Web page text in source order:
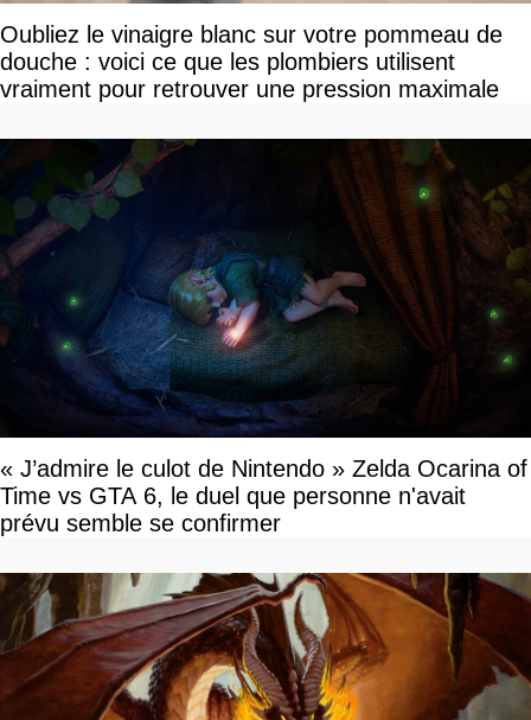
Oubliez le vinaigre blanc sur votre pommeau de
douche : voici ce que les plombiers utilisent
vraiment pour retrouver une pression maximale
« J’admire le culot de Nintendo » Zelda Ocarina of
Time vs GTA 6, le duel que personne n'avait
prévu semble se confirmer